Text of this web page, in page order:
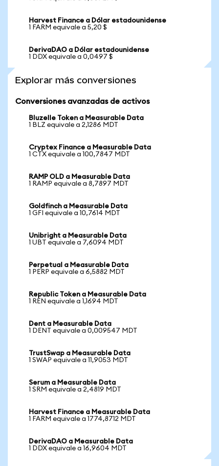
Harvest Finance a Dólar estadounidense
1 FARM equivale a 5,20 $
DerivaDAO a Dólar estadounidense
1 DDX equivale a 0,0497 $
Explorar más conversiones
Conversiones avanzadas de activos
Bluzelle Token a Measurable Data
1 BLZ equivale a 2,1286 MDT
Cryptex Finance a Measurable Data
1 CTX equivale a 100,7847 MDT
RAMP OLD a Measurable Data
1 RAMP equivale a 8,7897 MDT
Goldfinch a Measurable Data
1 GFI equivale a 10,7614 MDT
Unibright a Measurable Data
1 UBT equivale a 7,6094 MDT
Perpetual a Measurable Data
1 PERP equivale a 6,5882 MDT
Republic Token a Measurable Data
1 REN equivale a 1,1694 MDT
Dent a Measurable Data
1 DENT equivale a 0,009547 MDT
TrustSwap a Measurable Data
1 SWAP equivale a 11,9053 MDT
Serum a Measurable Data
1 SRM equivale a 2,4819 MDT
Harvest Finance a Measurable Data
1 FARM equivale a 1774,8712 MDT
DerivaDAO a Measurable Data
1 DDX equivale a 16,9604 MDT